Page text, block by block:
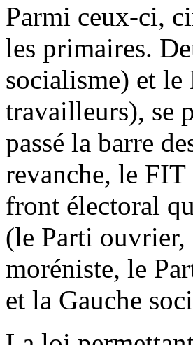
Parmi ceux-ci,
les primaires.
socialisme) et
travailleurs), se
passé la barre
revanche, le
front électoral
(le Parti ouvrier,
moréniste, le
et la Gauche